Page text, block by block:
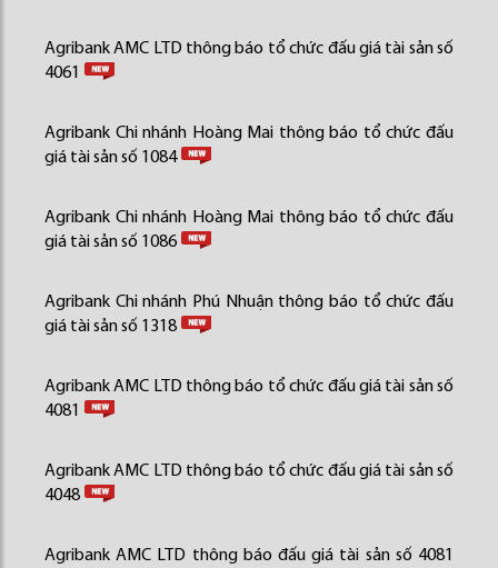
Agribank AMC LTD thông báo tổ chức đấu giá tài sản số
4061
Agribank Chi nhánh Hoàng Mai thông báo tổ chức đấu
giá tài sản số 1084
Agribank Chi nhánh Hoàng Mai thông báo tổ chức đấu
giá tài sản số 1086
Agribank Chi nhánh Phú Nhuận thông báo tổ chức đấu
giá tài sản số 1318
Agribank AMC LTD thông báo tổ chức đấu giá tài sản số
4081
Agribank AMC LTD thông báo tổ chức đấu giá tài sản số
4048
Agribank AMC LTD thông báo đấu giá tài sản số 4081